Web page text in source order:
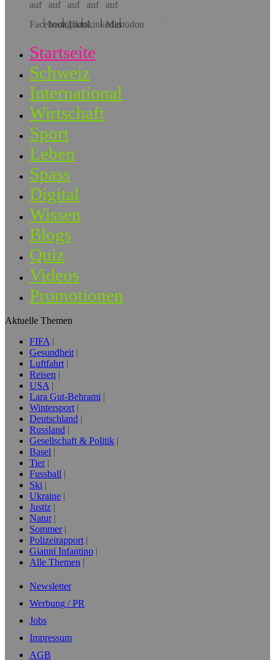
Hol dir die App!
Startseite
Schweiz
International
Wirtschaft
Sport
Leben
Spass
Digital
Wissen
Blogs
Quiz
Videos
Promotionen
Aktuelle Themen
FIFA
Gesundheit
Luftfahrt
Reisen
USA
Lara Gut-Behrami
Wintersport
Deutschland
Russland
Gesellschaft & Politik
Basel
Tier
Fussball
Ski
Ukraine
Justiz
Natur
Sommer
Polizeirapport
Gianni Infantino
Alle Themen
Newsletter
Werbung / PR
Jobs
Impressum
AGB